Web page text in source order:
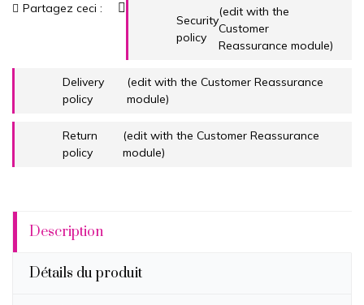
Partagez ceci :
Security
policy
(edit with the
Customer
Reassurance module)
Delivery
policy
(edit with the Customer Reassurance
module)
Return
policy
(edit with the Customer Reassurance
module)
Description
Détails du produit